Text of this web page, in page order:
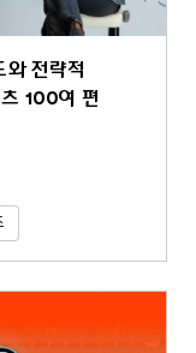
전략적
100여 편